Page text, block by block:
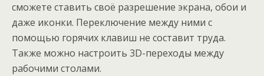
сможете ставить своё разрешение экрана, обои и
даже иконки. Переключение между ними с
помощью горячих клавиш не составит труда.
Также можно настроить 3D-переходы между
рабочими столами.